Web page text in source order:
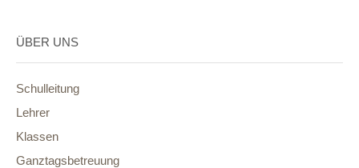
ÜBER UNS
Schulleitung
Lehrer
Klassen
Ganztagsbetreuung